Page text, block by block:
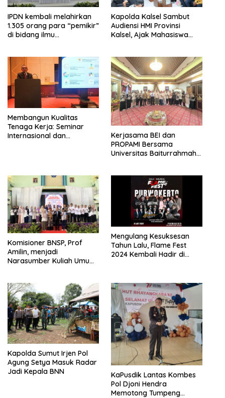
IPDN kembali melahirkan
1.305 orang para “pemikir”
di bidang ilmu
Kapolda Kalsel Sambut
Audiensi HMI Provinsi
Kalsel, Ajak Mahasiswa
Membangun Kualitas
Tenaga Kerja: Seminar
Internasional dan
Kerjasama BEI dan
PROPAMI Bersama
Universitas Baiturrahmah
Komisioner BNSP, Prof
Amilin, menjadi
Narasumber Kuliah Umum
Mengulang Kesuksesan
Tahun Lalu, Flame Fest
2024 Kembali Hadir di
Kapolda Sumut Irjen Pol
Agung Setya Masuk Radar
Jadi Kepala BNN
KaPusdik Lantas Kombes
Pol Djoni Hendra
Memotong Tumpeng